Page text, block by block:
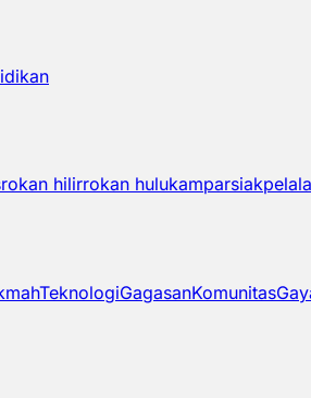
rokan hilirrokan hulukamparsiak
TeknologiGagasanKomunitas